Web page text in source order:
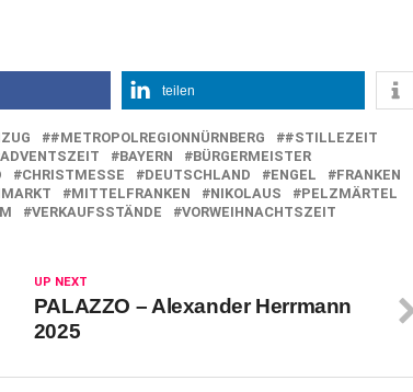
teilen
#METROPOLREGIONNÜRNBERG
#STILLEZEIT
ADVENTSZEIT BAYERN
BÜRGERMEISTER
CHRISTMESSE DEUTSCHLAND ENGEL
FRANKEN
MITTELFRANKEN NIKOLAUS
PELZMÄRTEL
VERKAUFSSTÄNDE
VORWEIHNACHTSZEIT
UP NEXT
PALAZZO – Alexander Herrmann
2025